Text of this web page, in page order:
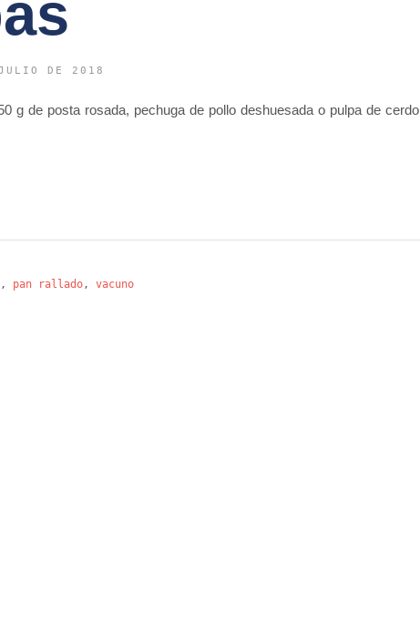
DE 2018
g de posta rosada, pechuga de pollo deshuesada o pulpa de
, pan rallado, vacuno